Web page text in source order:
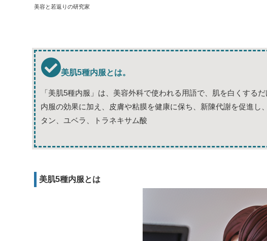
美容と若返りの研究家
美肌5種内服とは。
「美肌5種内服」は、美容外科で使われる用語で、肌を白くする
内服の効果に加え、皮膚や粘膜を健康に保ち、新陳代謝を促進
タン、ユベラ、トラネキサム酸
美肌5種内服とは